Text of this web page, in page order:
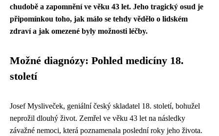
chudobě a zapomnění ve věku 43 let. Jeho tragický osud je
připomínkou toho, jak málo se tehdy vědělo o lidském
zdraví a jak omezené byly možnosti léčby.
Možné diagnózy: Pohled medicíny 18.
století
Josef Mysliveček, geniální český skladatel 18. století, bohužel
neprožil dlouhý život. Zemřel ve věku 43 let na následky
závažné nemoci, která poznamenala poslední roky jeho života.